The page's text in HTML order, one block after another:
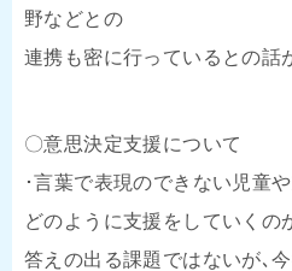
野などとの
連携も密に行っているとの話
〇意思決定支援について
･言葉で表現のできない児童
どのように支援をしていくの
答えの出る課題ではないが､